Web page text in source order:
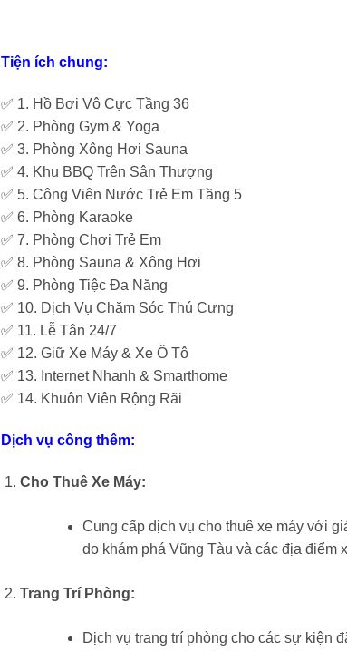
Tiện ích chung:
✅ 1. Hồ Bơi Vô Cực Tầng 36
✅ 2. Phòng Gym & Yoga
✅ 3. Phòng Xông Hơi Sauna
✅ 4. Khu BBQ Trên Sân Thượng
✅ 5. Công Viên Nước Trẻ Em Tầng 5
✅ 6. Phòng Karaoke
✅ 7. Phòng Chơi Trẻ Em
✅ 8. Phòng Sauna & Xông Hơi
✅ 9. Phòng Tiệc Đa Năng
✅ 10. Dịch Vụ Chăm Sóc Thú Cưng
✅ 11. Lễ Tân 24/7
✅ 12. Giữ Xe Máy & Xe Ô Tô
✅ 13. Internet Nhanh & Smarthome
✅ 14. Khuôn Viên Rộng Rãi
Dịch vụ công thêm:
Cho Thuê Xe Máy:
Cung cấp dịch vụ cho thuê xe máy với
do khám phá Vũng Tàu và các địa điểm
Trang Trí Phòng:
Dịch vụ trang trí phòng cho các sự kiện